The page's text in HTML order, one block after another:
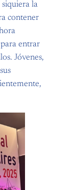
siquiera la
contener
entrar
Jóvenes,